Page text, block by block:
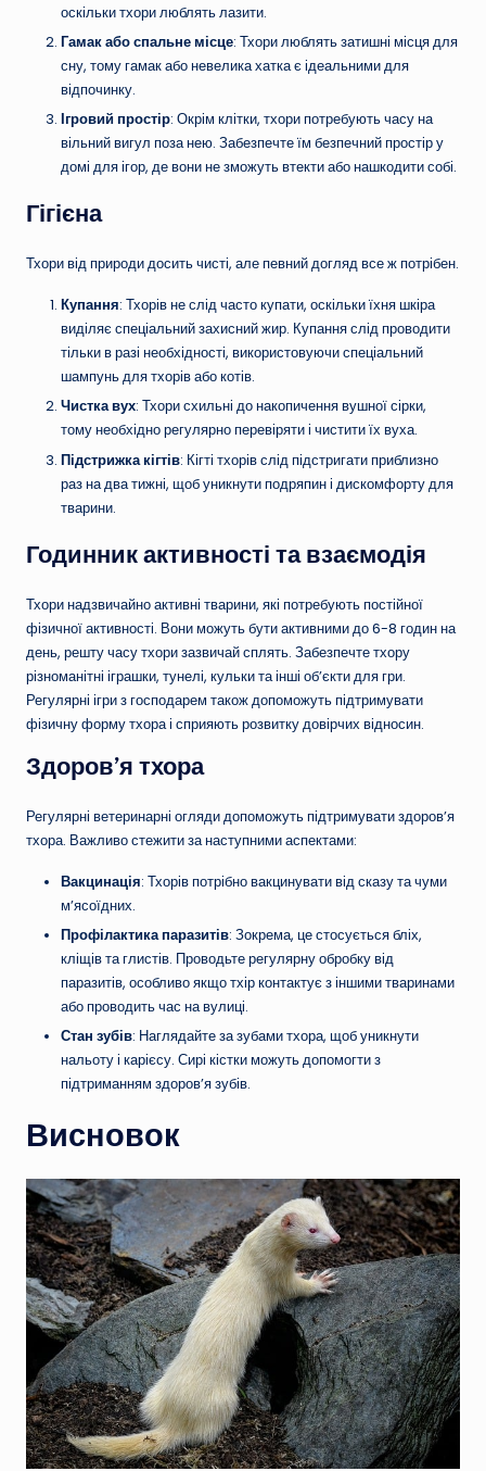
оскільки тхори люблять лазити.
Гамак або спальне місце: Тхори люблять затишні місця для
сну, тому гамак або невелика хатка є ідеальними для
відпочинку.
Ігровий простір: Окрім клітки, тхори потребують часу на
вільний вигул поза нею. Забезпечте їм безпечний простір у
домі для ігор, де вони не зможуть втекти або нашкодити собі.
Гігієна
Тхори від природи досить чисті, але певний догляд все ж потрібен.
Купання: Тхорів не слід часто купати, оскільки їхня шкіра
виділяє спеціальний захисний жир. Купання слід проводити
тільки в разі необхідності, використовуючи спеціальний
шампунь для тхорів або котів.
Чистка вух: Тхори схильні до накопичення вушної сірки,
тому необхідно регулярно перевіряти і чистити їх вуха.
Підстрижка кігтів: Кігті тхорів слід підстригати приблизно
раз на два тижні, щоб уникнути подряпин і дискомфорту для
тварини.
Годинник активності та взаємодія
Тхори надзвичайно активні тварини, які потребують постійної
фізичної активності. Вони можуть бути активними до 6-8 годин на
день, решту часу тхори зазвичай сплять. Забезпечте тхору
різноманітні іграшки, тунелі, кульки та інші об’єкти для гри.
Регулярні ігри з господарем також допоможуть підтримувати
фізичну форму тхора і сприяють розвитку довірчих відносин.
Здоров’я тхора
Регулярні ветеринарні огляди допоможуть підтримувати здоров’я
тхора. Важливо стежити за наступними аспектами:
Вакцинація: Тхорів потрібно вакцинувати від сказу та чуми
м’ясоїдних.
Профілактика паразитів: Зокрема, це стосується бліх,
кліщів та глистів. Проводьте регулярну обробку від
паразитів, особливо якщо тхір контактує з іншими тваринами
або проводить час на вулиці.
Стан зубів: Наглядайте за зубами тхора, щоб уникнути
нальоту і карієсу. Сирі кістки можуть допомогти з
підтриманням здоров’я зубів.
Висновок